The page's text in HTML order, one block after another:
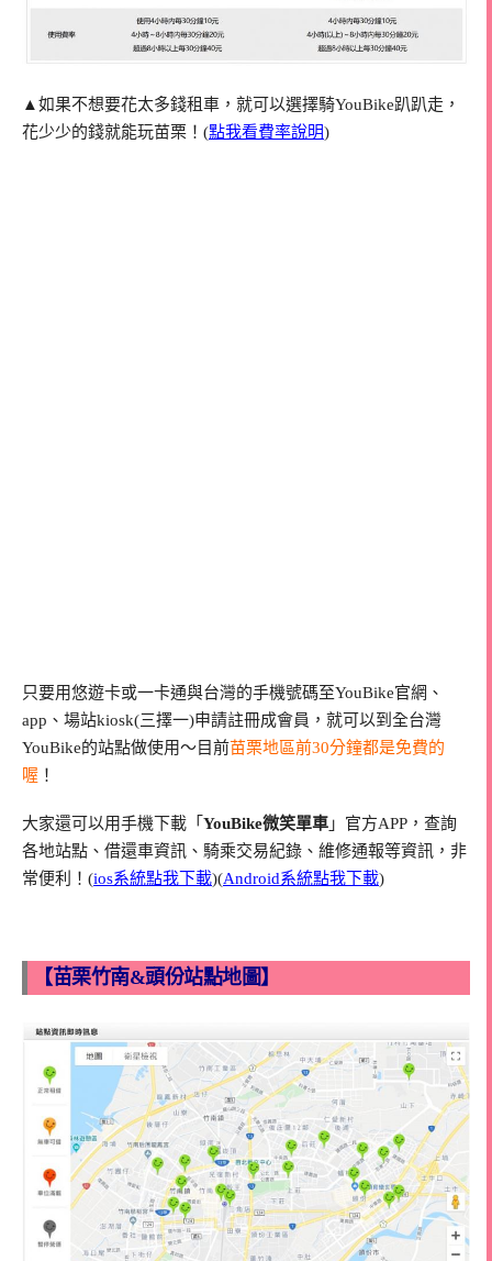
▲如果不想要花太多錢租車，就可以選擇騎YouBike趴趴走，
花少少的錢就能玩苗栗！(點我看費率說明)
只要用悠遊卡或一卡通與台灣的手機號碼至YouBike官網、
app、場站kiosk(三擇一)申請註冊成會員，就可以到全台灣
YouBike的站點做使用～目前苗栗地區前30分鐘都是免費的
喔 ！
大家還可以用手機下載「 YouBike微笑單車 」官方APP，查詢
各地站點、借還車資訊、騎乘交易紀錄、維修通報等資訊，非
常便利！(ios系統點我下載)(Android系統點我下載)
【苗栗竹南&頭份站點地圖】